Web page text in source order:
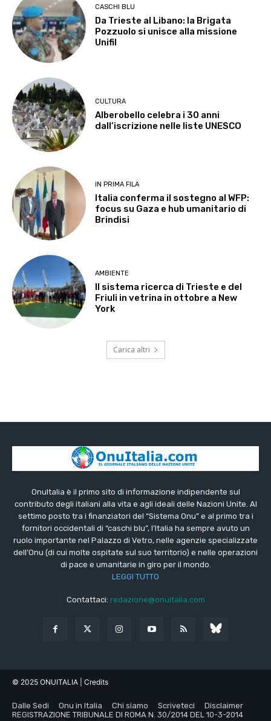
CASCHI BLU
Da Trieste al Libano: la Brigata
Pozzuolo si unisce alla missione
Unifil
CULTURA
Alberobello celebra i 30 anni
dall’iscrizione nelle liste UNESCO
IN PRIMA FILA
Italia conferma il sostegno al WFP:
focus su Gaza e hub umanitario di
Brindisi
AMBIENTE
Il sistema ricerca di Trieste e del
Friuli in vetrina in ottobre a New
York
Carica altri
OnuItalia è il primo sito di informazione indipendente sul
contributo degli italiani alla vita e agli ideali delle Nazioni Unite. Al
settimo posto tra i finanziatori del “Sistema Onu” e al primo tra i
fornitori occidentali di “caschi blu”, l’Italia ha sempre avuto un
ruolo importante nel Palazzo di Vetro, nelle agenzie specializzate
dell’Onu (di cui molte ospitate sul suo territorio) e nelle operazioni
di pace e umanitarie in giro per il mondo.
LEGGI TUTTO
Contattaci: redazione@onuitalia.com
© 2025 ONUITALIA | Credits
Dalle Sedi Onu in Italia Chi siamo Scriveteci
Disclaimer
REGISTRAZIONE TRIBUNALE DI ROMA N. 30/2014 DEL 10-3-2014